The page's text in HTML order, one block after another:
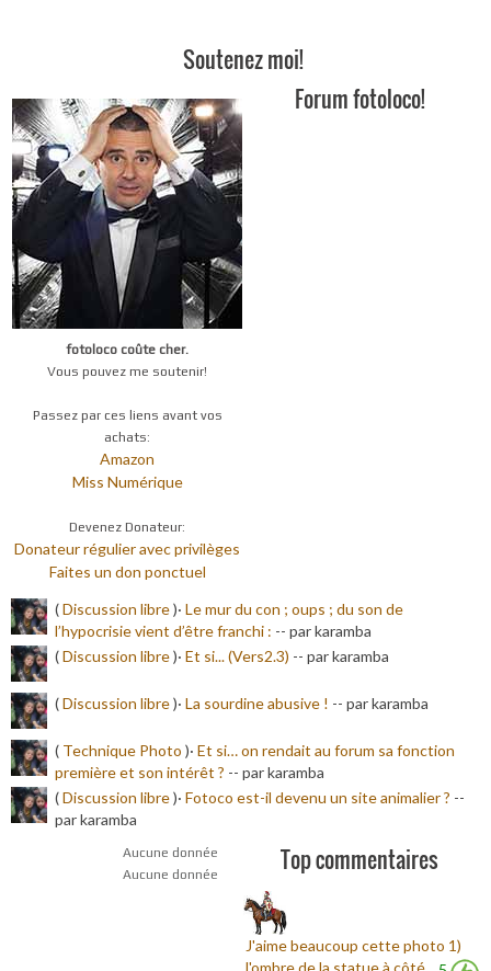
Soutenez moi!
fotoloco coûte cher.
Vous pouvez me soutenir!
Passez par ces liens avant vos
achats:
Amazon
Miss Numérique
Devenez Donateur:
Donateur régulier avec privilèges
Faites un don ponctuel
Forum fotoloco!
(Discussion libre)· Le mur du con ; oups ; du son de
l’hypocrisie vient d’être franchi : -- par karamba
(Discussion libre)· Et si... (Vers2.3) -- par karamba
(Discussion libre)· La sourdine abusive ! -- par karamba
( Technique Photo )· Et si… on rendait au forum sa fonction
première et son intérêt ? -- par karamba
(Discussion libre)· Fotoco est-il devenu un site animalier ? --
par karamba
Aucune donnée
Aucune donnée
Top commentaires
J'aime beaucoup cette photo 1)
l'ombre de la statue à côté